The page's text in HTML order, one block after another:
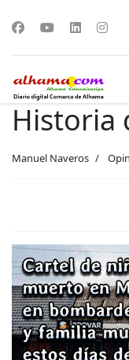
Historia
Manuel Naveros